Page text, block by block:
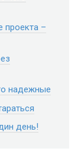
проекта –
надежные
день!